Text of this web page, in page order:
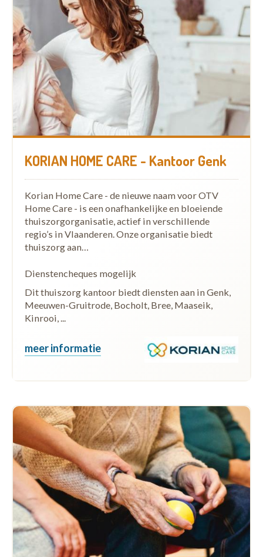
KORIAN HOME CARE - Kantoor Genk
Korian Home Care - de nieuwe naam voor OTV
Home Care - is een onafhankelijke en bloeiende
thuiszorgorganisatie, actief in verschillende
regio’s in Vlaanderen. Onze organisatie biedt
thuiszorg aan…
Dienstencheques mogelijk
Dit thuiszorg kantoor biedt diensten aan in Genk,
Meeuwen-Gruitrode, Bocholt, Bree, Maaseik,
Kinrooi, ...
meer informatie